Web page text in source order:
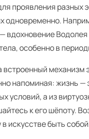
проявления разных
одновременно.
вдохновение
особенно в
встроенный
напоминая: жизнь
условий, а из
к его шёпоту.
искусстве быть